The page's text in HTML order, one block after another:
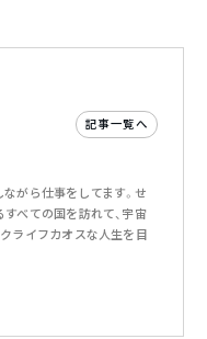
記事一覧へ
がら仕事をしてます。せ
べての国を訪れて、宇宙
ライフカオスな人生を目